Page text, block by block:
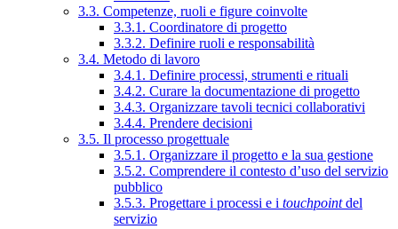
3.3. Competenze, ruoli e figure coinvolte
3.3.1. Coordinatore di progetto
3.3.2. Definire ruoli e responsabilità
3.4. Metodo di lavoro
3.4.1. Definire processi, strumenti e rituali
3.4.2. Curare la documentazione di progetto
3.4.3. Organizzare tavoli tecnici collaborativi
3.4.4. Prendere decisioni
3.5. Il processo progettuale
3.5.1. Organizzare il progetto e la sua gestione
3.5.2. Comprendere il contesto d’uso del servizio
pubblico
3.5.3. Progettare i processi e i touchpointdel
servizio